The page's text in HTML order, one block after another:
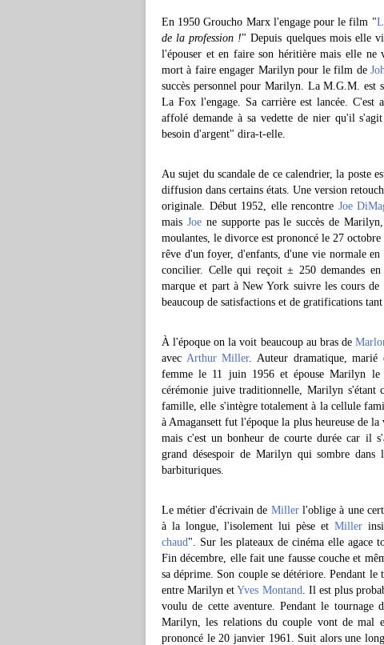
En 1950 Groucho Marx l'engage pour le film "
de la profession !" Depuis quelques mois elle
l'épouser et en faire son héritière mais elle ne
mort à faire engager Marilyn pour le film de
succès personnel pour Marilyn. La M.G.M. est
La Fox l'engage. Sa carrière est lancée.
affolé demande à sa vedette de nier qu'il
besoin d'argent" dira-t-elle.
Au sujet du scandale de ce calendrier, la poste
diffusion dans certains états. Une version
originale. Début 1952, elle rencontre Joe
mais Joene supporte pas le succès de
moulantes, le divorce est prononcé le 27
rêve d'un foyer, d'enfants, d'une vie normale
concilier. Celle qui reçoit ± 250 demandes en
marque et part à New York suivre les cours
beaucoup de satisfactions et de gratifications
À l'époque on la voit beaucoup au bras de
avec Arthur Miller. Auteur dramatique,
femme le 11 juin 1956 et épouse Marilyn
cérémonie juive traditionnelle, Marilyn s'étant
famille, elle s'intègre totalement à la cellule
à Amagansett fut l'époque la plus heureuse de
mais c'est un bonheur de courte durée car il
grand désespoir de Marilyn qui sombre dans
barbituriques.
Le métier d'écrivain de Millerl'oblige à une
à la longue, l'isolement lui pèse et Miller
chaud". Sur les plateaux de cinéma elle agace
Fin décembre, elle fait une fausse couche et
sa déprime. Son couple se détériore. Pendant
entre Marilyn etYves Montand. Il est plus
voulu de cette aventure. Pendant le tournage
Marilyn, les relations du couple vont de mal
prononcé le 20 janvier 1961. Suit alors une